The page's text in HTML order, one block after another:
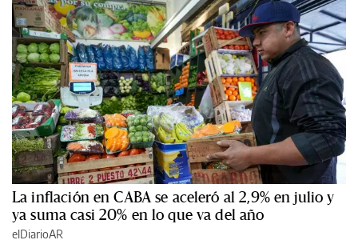
La inflación en CABA se aceleró al 2,9% en julio y
ya suma casi 20% en lo que va del año
elDiarioAR